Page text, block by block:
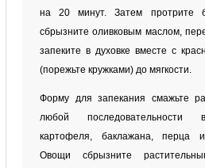
на 20 минут. Затем протрите
сбрызните оливковым маслом,
запеките в духовке вместе с
(порежьте кружками) до мягкости.
Форму для запекания смажьте
любой последовательности
картофеля, баклажана, перца
Овощи сбрызните